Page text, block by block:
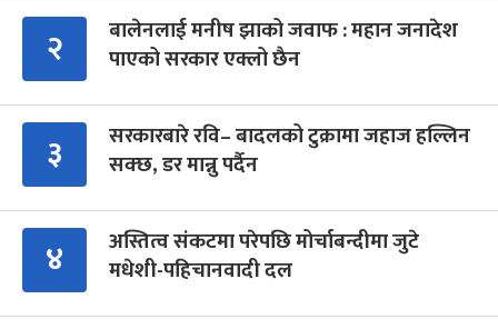
२
बालेनलाई मनीष झाको जवाफ : महान जनादेश
पाएको सरकार एक्लो छैन
३
सरकारबारे रवि– बादलको टुक्रामा जहाज हल्लिन
सक्छ, डर मान्नु पर्दैन
४
अस्तित्व संकटमा परेपछि मोर्चाबन्दीमा जुटे
मधेशी-पहिचानवादी दल